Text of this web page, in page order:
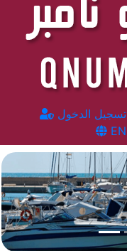
تسجيل الدخول
EN